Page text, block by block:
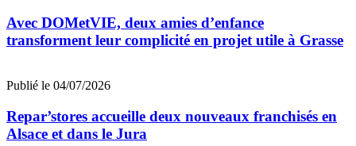
Avec DOMetVIE, deux amies d’enfance
transforment leur complicité en projet utile à Grasse
Publié le 04/07/2026
Repar’stores accueille deux nouveaux franchisés en
Alsace et dans le Jura